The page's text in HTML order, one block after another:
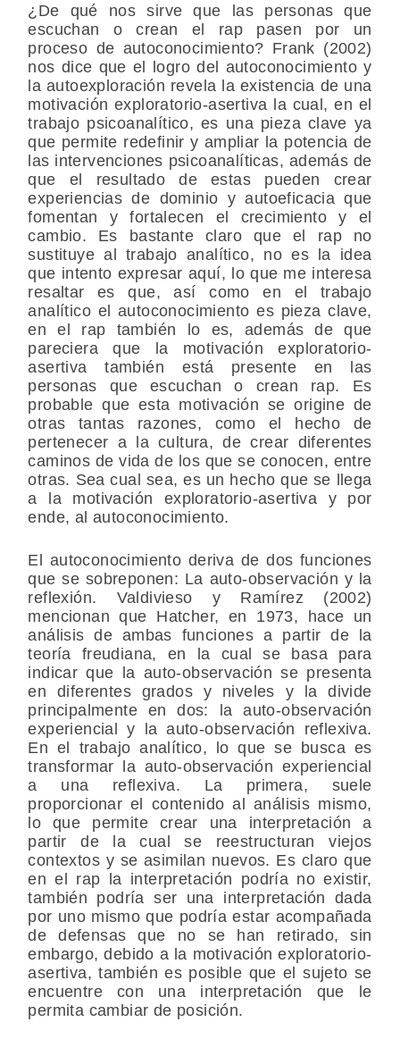
¿De qué nos sirve que las personas que
escuchan o crean el rap pasen por un
proceso de autoconocimiento? Frank (2002)
nos dice que el logro del autoconocimiento y
la autoexploración revela la existencia de una
motivación exploratorio-asertiva la cual, en el
trabajo psicoanalítico, es una pieza clave ya
que permite redefinir y ampliar la potencia de
las intervenciones psicoanalíticas, además de
que el resultado de estas pueden crear
experiencias de dominio y autoeficacia que
fomentan y fortalecen el crecimiento y el
cambio. Es bastante claro que el rap no
sustituye al trabajo analítico, no es la idea
que intento expresar aquí, lo que me interesa
resaltar es que, así como en el trabajo
analítico el autoconocimiento es pieza clave,
en el rap también lo es, además de que
pareciera que la motivación exploratorio-
asertiva también está presente en las
personas que escuchan o crean rap. Es
probable que esta motivación se origine de
otras tantas razones, como el hecho de
pertenecer a la cultura, de crear diferentes
caminos de vida de los que se conocen, entre
otras. Sea cual sea, es un hecho que se llega
a la motivación exploratorio-asertiva y por
ende, al autoconocimiento.
El autoconocimiento deriva de dos funciones
que se sobreponen: La auto-observación y la
reflexión. Valdivieso y Ramírez (2002)
mencionan que Hatcher, en 1973, hace un
análisis de ambas funciones a partir de la
teoría freudiana, en la cual se basa para
indicar que la auto-observación se presenta
en diferentes grados y niveles y la divide
principalmente en dos: la auto-observación
experiencial y la auto-observación reflexiva.
En el trabajo analítico, lo que se busca es
transformar la auto-observación experiencial
a una reflexiva. La primera, suele
proporcionar el contenido al análisis mismo,
lo que permite crear una interpretación a
partir de la cual se reestructuran viejos
contextos y se asimilan nuevos. Es claro que
en el rap la interpretación podría no existir,
también podría ser una interpretación dada
por uno mismo que podría estar acompañada
de defensas que no se han retirado, sin
embargo, debido a la motivación exploratorio-
asertiva, también es posible que el sujeto se
encuentre con una interpretación que le
permita cambiar de posición.